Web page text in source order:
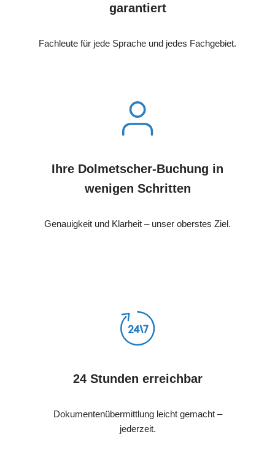
garantiert
Fachleute für jede Sprache und jedes Fachgebiet.
Ihre Dolmetscher-Buchung in
wenigen Schritten
Genauigkeit und Klarheit – unser oberstes Ziel.
24 Stunden erreichbar
Dokumentenübermittlung leicht gemacht –
jederzeit.